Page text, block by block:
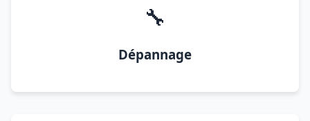
🔧
Dépannage